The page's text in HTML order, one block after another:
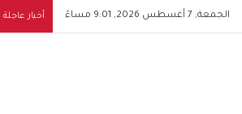
الجمعة, 7 أغسطس 2026, 9:01 مساءً أخبار عاجلة